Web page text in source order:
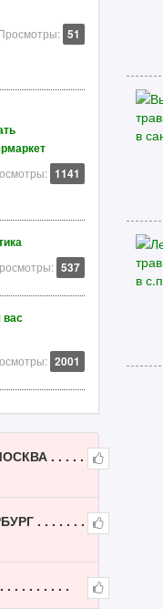
51
1141
537
вас
2001
. . . . .
. . . . . . .
. . . . . . . .